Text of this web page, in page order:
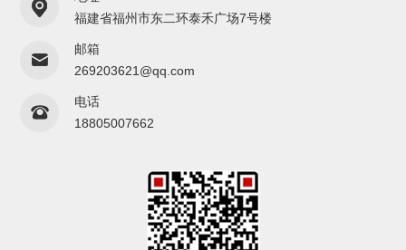
福建省福州市东二环泰禾广场7号楼
邮箱
269203621@qq.com
电话
18805007662